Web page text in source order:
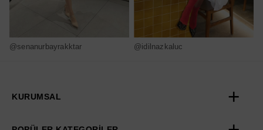
@senanurbayrakktar @idilnazkaluc
KURUMSAL